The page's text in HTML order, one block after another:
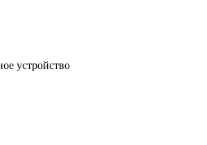
устройство